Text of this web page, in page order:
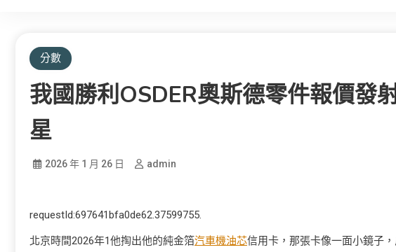
分數
我國勝利OSDER奧斯德零件報價發
星
2026 年 1 月 26 日 admin
requestId:697641bfa0de62.37599755.
北京時間2026年1他掏出他的純金箔汽車機油芯信用卡，那張卡像一面小鏡子